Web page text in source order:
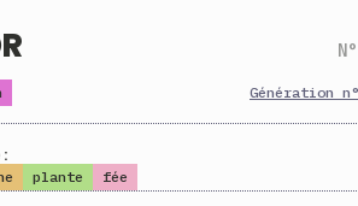
Génération
plante fée